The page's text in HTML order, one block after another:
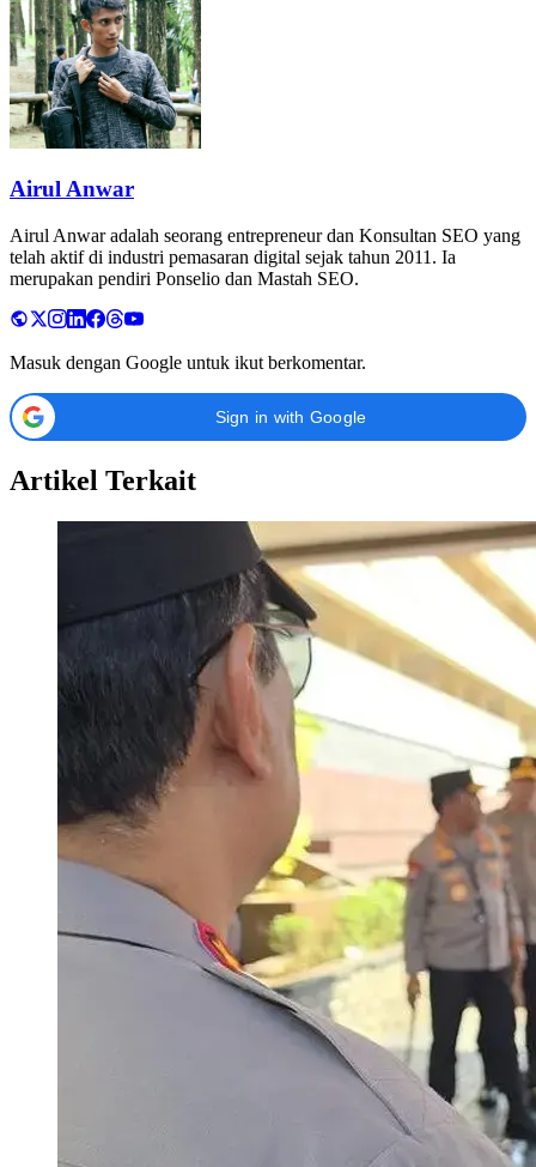
Airul Anwar
Airul Anwar adalah seorang entrepreneur dan Konsultan SEO yang
telah aktif di industri pemasaran digital sejak tahun 2011. Ia
merupakan pendiri Ponselio dan Mastah SEO.
Masuk dengan Google untuk ikut berkomentar.
Sign in with Google
Artikel Terkait